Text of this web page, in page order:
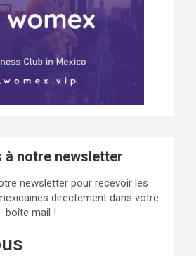
à notre newsletter
newsletter pour recevoir les
directement dans votre
boîte mail !